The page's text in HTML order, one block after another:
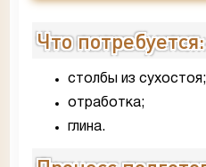
Что потребуется:
столбы из сухостоя;
отработка;
глина.